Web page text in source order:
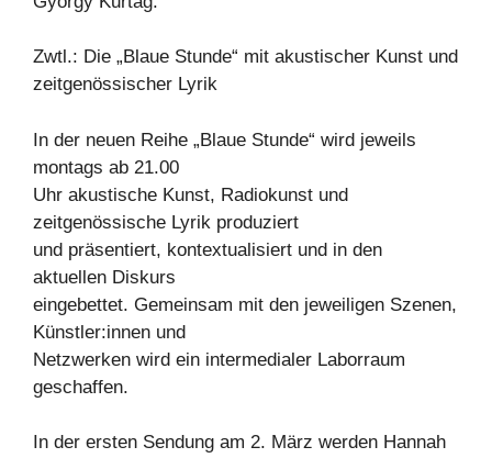
Zwtl.: Die „Blaue Stunde“ mit akustischer Kunst und
zeitgenössischer Lyrik
In der neuen Reihe „Blaue Stunde“ wird jeweils
montags ab 21.00
Uhr akustische Kunst, Radiokunst und
zeitgenössische Lyrik produziert
und präsentiert, kontextualisiert und in den
aktuellen Diskurs
eingebettet. Gemeinsam mit den jeweiligen Szenen,
Künstler:innen und
Netzwerken wird ein intermedialer Laborraum
geschaffen.
In der ersten Sendung am 2. März werden Hannah